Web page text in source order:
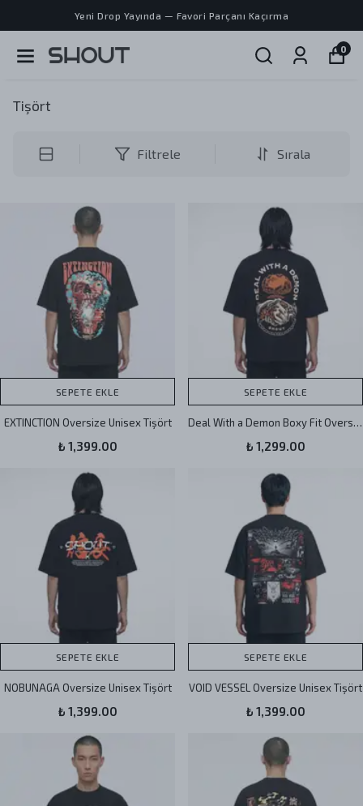
Yeni Drop Yayında — Favori Parçanı Kaçırma
0
Tişört
Filtrele Sırala
SEPETE EKLE
EXTINCTION Oversize Unisex Tişört
₺ 1,399.00
SEPETE EKLE
Deal With a Demon Boxy Fit Oversize Unisex Tişört
₺ 1,299.00
SEPETE EKLE
NOBUNAGA Oversize Unisex Tişört
₺ 1,399.00
SEPETE EKLE
VOID VESSEL Oversize Unisex Tişört
₺ 1,399.00